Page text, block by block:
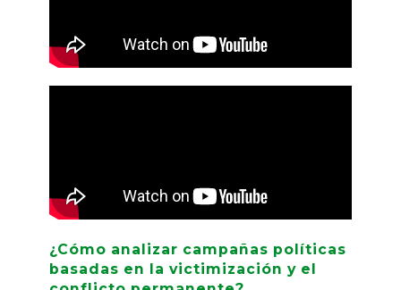
¿Cómo analizar campañas políticas
basadas en la victimización y el